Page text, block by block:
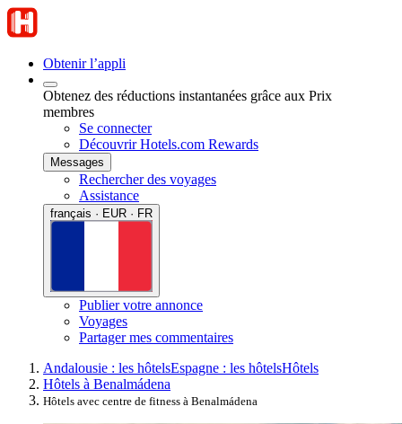
Obtenir l’appli
Obtenez des réductions instantanées grâce aux Prix
membres
Se connecter
Découvrir Hotels.com Rewards
Messages
Rechercher des voyages
Assistance
français · EUR · FR
Publier votre annonce
Voyages
Partager mes commentaires
Andalousie : les hôtelsEspagne : les hôtelsHôtels
Hôtels à Benalmádena
Hôtels avec centre de fitness à Benalmádena